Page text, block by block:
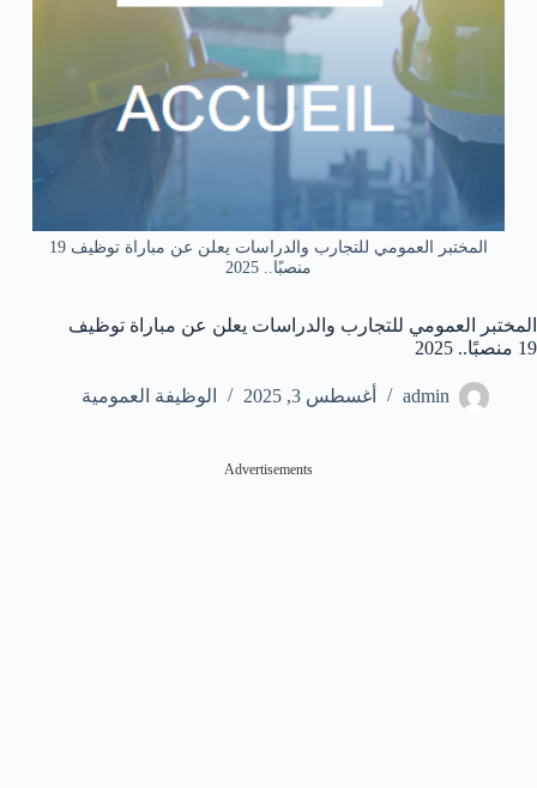
المختبر العمومي للتجارب والدراسات يعلن عن مباراة توظيف 19
منصبًا.. 2025
المختبر العمومي للتجارب والدراسات يعلن عن مباراة توظيف
19 منصبًا.. 2025
admin أغسطس 3, 2025 الوظيفة العمومية
Advertisements